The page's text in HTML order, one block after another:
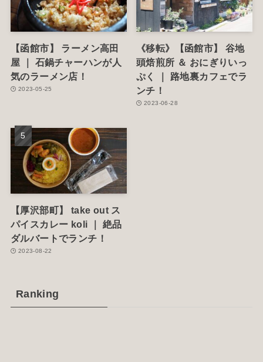
【函館市】 ラーメン高田
屋 ｜ 石鍋チャーハンが人
気のラーメン店！
2023-05-25
《移転》【函館市】 谷地
頭焙煎所 ＆ おにぎりいっ
ぷく ｜ 路地裏カフェでラ
ンチ！
2023-06-28
【厚沢部町】 take out ス
パイスカレー koli ｜ 絶品
ダルバートでランチ！
2023-08-22
Ranking